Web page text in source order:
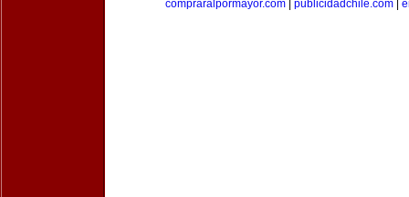
compraralpormayor.com| publicidadchile.com|